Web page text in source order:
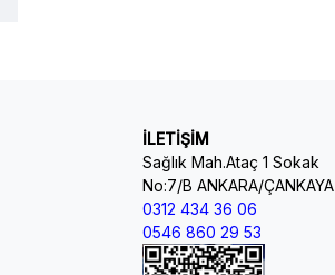
İLETİŞİM
Sağlık Mah.Ataç 1 Sokak
No:7/B ANKARA/ÇANKAYA
0312 434 36 06
0546 860 29 53